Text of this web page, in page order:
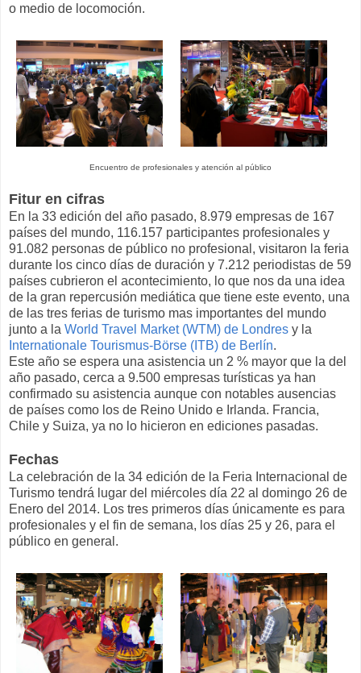
o medio de locomoción.
Encuentro de profesionales y atención al público
Fitur en cifras
En la 33 edición del año pasado, 8.979 empresas de 167
países del mundo, 116.157 participantes profesionales y
91.082 personas de público no profesional, visitaron la feria
durante los cinco días de duración y 7.212 periodistas de 59
países cubrieron el acontecimiento, lo que nos da una idea
de la gran repercusión mediática que tiene este evento, una
de las tres ferias de turismo mas importantes del mundo
junto a la World Travel Market (WTM) de Londres y la
Internationale Tourismus-Börse (ITB) de Berlín.
Este año se espera una asistencia un 2 % mayor que la del
año pasado, cerca a 9.500 empresas turísticas ya han
confirmado su asistencia aunque con notables ausencias
de países como los de Reino Unido e Irlanda. Francia,
Chile y Suiza, ya no lo hicieron en ediciones pasadas.
Fechas
La celebración de la 34 edición de la Feria Internacional de
Turismo tendrá lugar del miércoles día 22 al domingo 26 de
Enero del 2014. Los tres primeros días únicamente es para
profesionales y el fin de semana, los días 25 y 26, para el
público en general.